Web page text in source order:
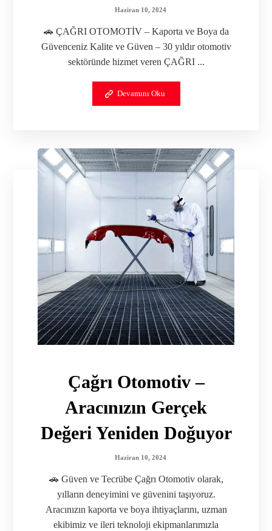
Haziran 10, 2024
🚗 ÇAĞRI OTOMOTİV – Kaporta ve Boya da
Güvenceniz Kalite ve Güven – 30 yıldır otomotiv
sektöründe hizmet veren ÇAĞRI ...
Devamını Oku
Çağrı Otomotiv –
Aracınızın Gerçek
Değeri Yeniden Doğuyor
Haziran 10, 2024
🚗 Güven ve Tecrübe Çağrı Otomotiv olarak,
yılların deneyimini ve güvenini taşıyoruz.
Aracınızın kaporta ve boya ihtiyaçlarını, uzman
ekibimiz ve ileri teknoloji ekipmanlarımızla